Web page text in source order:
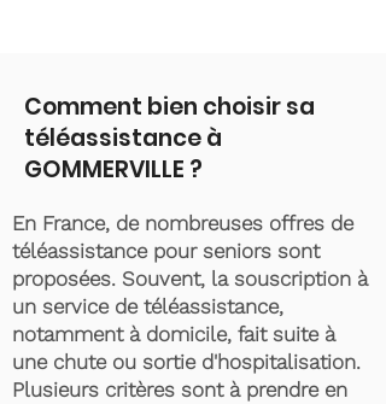
Comment bien choisir sa
téléassistance à
GOMMERVILLE ?
En France, de nombreuses offres de
téléassistance pour seniors sont
proposées. Souvent, la souscription à
un service de téléassistance,
notamment à domicile, fait suite à
une chute ou sortie d'hospitalisation.
Plusieurs critères sont à prendre en